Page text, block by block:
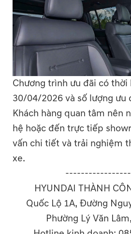
Chương trình ưu đãi có thời
30/04/2026 và số lượng ưu
Khách hàng quan tâm nên
hệ hoặc đến trực tiếp
vấn chi tiết và trải nghiệm
xe.
HYUNDAI THÀNH
Quốc Lộ 1A, Đường
Phường Lý Văn